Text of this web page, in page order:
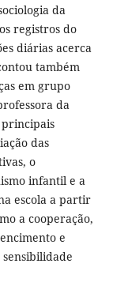
da
registros do
diárias acerca
também
em grupo
da
principais
das
o
infantil e a
escola a partir
a cooperação,
e